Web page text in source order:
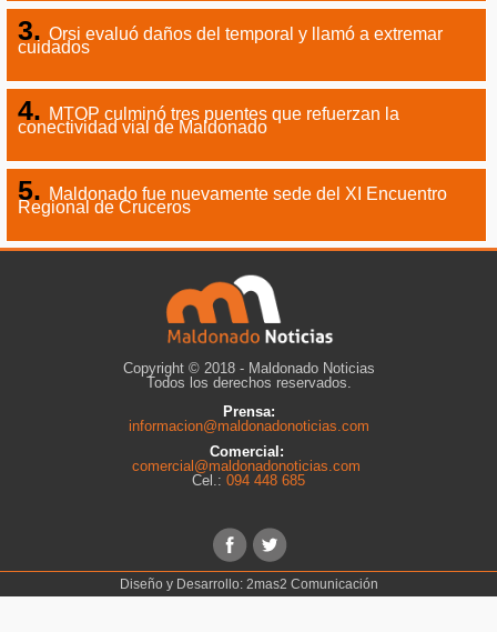
Orsi evaluó daños del temporal y llamó a extremar
cuidados
MTOP culminó tres puentes que refuerzan la
conectividad vial de Maldonado
Maldonado fue nuevamente sede del XI Encuentro
Regional de Cruceros
Copyright © 2018 - Maldonado Noticias
Todos los derechos reservados.
Prensa:
informacion@maldonadonoticias.com
Comercial:
comercial@maldonadonoticias.com
Cel.: 094 448 685
Diseño y Desarrollo: 2mas2 Comunicación